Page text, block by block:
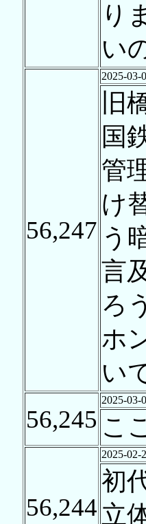
り
い
56,247
2025-03-
旧
国
管
け
う
言
ろ
ホ
い
56,245
2025-03-
こ
56,244
2025-02-
初
立